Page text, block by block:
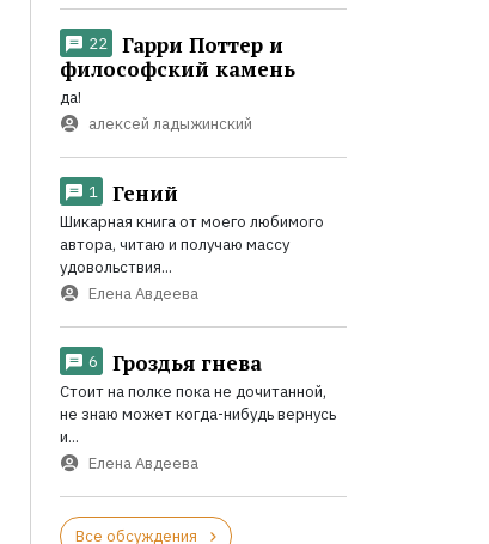
22
Гарри Поттер и
философский камень
да!
алексей ладыжинский
1 Гений
Шикарная книга от моего любимого
автора, читаю и получаю массу
удовольствия...
Елена Авдеева
6 Гроздья гнева
Стоит на полке пока не дочитанной,
не знаю может когда-нибудь вернусь
и...
Елена Авдеева
Все обсуждения